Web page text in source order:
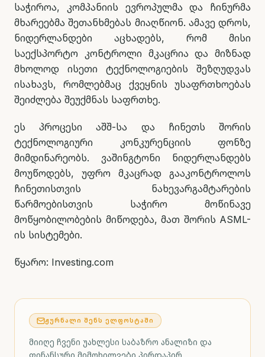
საჭიროა, კომპანიის ევროპულმა და ჩინურმა
მხარეებმა შეთანხმებას მიაღწიონ. ამავე დროს,
ნიდერლანდები აცხადებს, რომ მისი
საექსპორტო კონტროლი მკაცრია და მიზნად
მხოლოდ ისეთი ტექნოლოგიების შეზღუდვას
ისახავს, რომლებმაც ქვეყნის უსაფრთხოებას
შეიძლება შეუქმნას საფრთხე.
ეს პროცესი აშშ-სა და ჩინეთს შორის
ტექნოლოგიური კონკურენციის ფონზე
მიმდინარეობს. ვაშინგტონი ნიდერლანდებს
მოუწოდებს, უფრო მკაცრად გააკონტროლოს
ჩინეთისთვის ნახევარგამტარების
წარმოებისთვის საჭირო მოწინავე
მოწყობილობების მიწოდება, მათ შორის ASML-
ის სისტემები.
წყარო: Investing.com
ᲟᲣᲠᲜᲐᲚᲘ ᲨᲔᲜᲡ ᲔᲚᲤᲝᲡᲢᲐᲨᲘ
მიიღე ჩვენი უახლესი საბაზრო ანალიზი და
ფინანსური მიმოხილვები პირდაპირ